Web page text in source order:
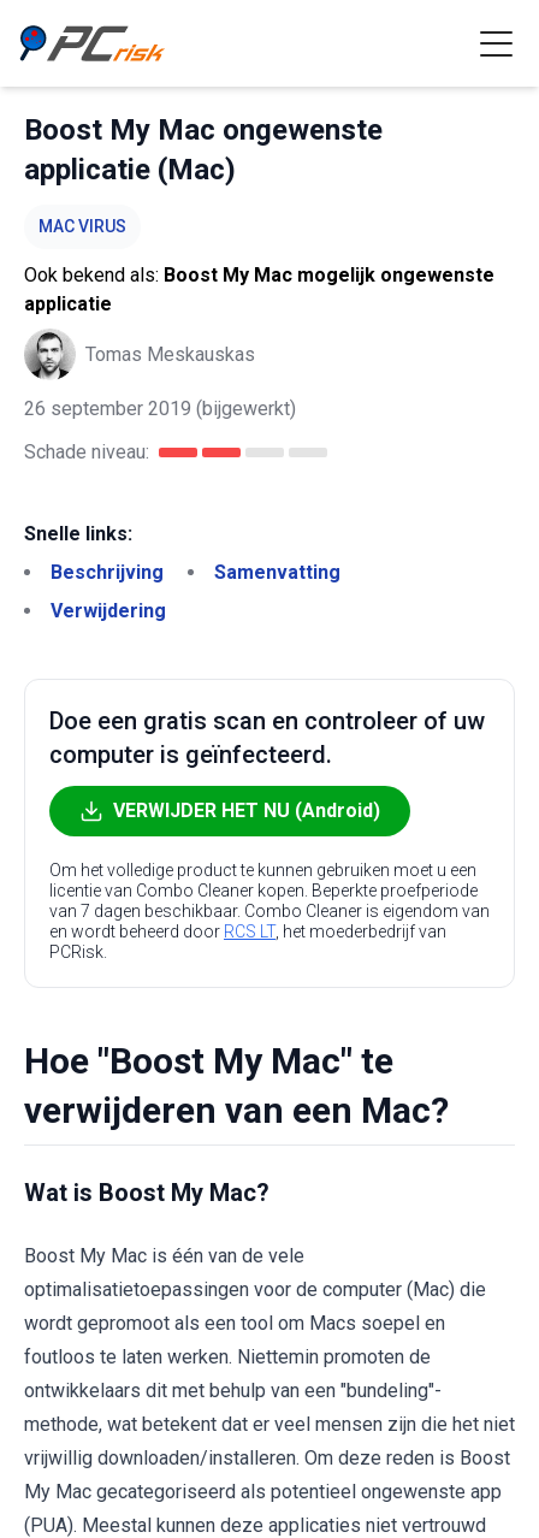
Boost My Mac ongewenste
applicatie (Mac)
MAC VIRUS
Ook bekend als: Boost My Mac mogelijk ongewenste
applicatie
Tomas Meskauskas
26 september 2019 (bijgewerkt)
Schade niveau:
Snelle links:
Beschrijving
Samenvatting
Verwijdering
Doe een gratis scan en controleer of uw
computer is geïnfecteerd.
VERWIJDER HET NU (Android)
Om het volledige product te kunnen gebruiken moet u een
licentie van Combo Cleaner kopen. Beperkte proefperiode
van 7 dagen beschikbaar. Combo Cleaner is eigendom van
en wordt beheerd door RCS LT, het moederbedrijf van
PCRisk.
Hoe "Boost My Mac" te
verwijderen van een Mac?
Wat is Boost My Mac?
Boost My Mac is één van de vele
optimalisatietoepassingen voor de computer (Mac) die
wordt gepromoot als een tool om Macs soepel en
foutloos te laten werken. Niettemin promoten de
ontwikkelaars dit met behulp van een "bundeling"-
methode, wat betekent dat er veel mensen zijn die het niet
vrijwillig downloaden/installeren. Om deze reden is Boost
My Mac gecategoriseerd als potentieel ongewenste app
(PUA). Meestal kunnen deze applicaties niet vertrouwd